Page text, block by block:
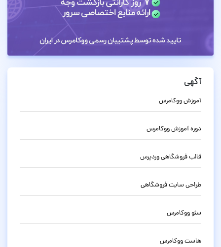
آگهی
آموزش ووکامرس
دوره آموزش ووکامرس
قالب فروشگاهی وردپرس
طراحی سایت فروشگاهی
سئو ووکامرس
هاست ووکامرس